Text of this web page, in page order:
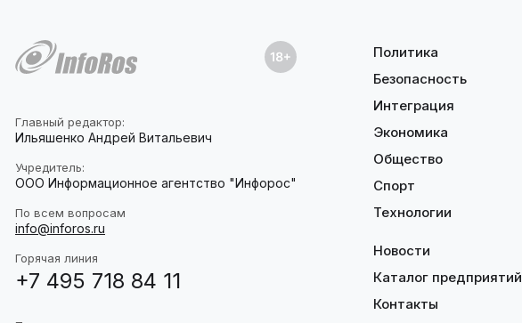
Главный редактор:
Ильяшенко Андрей Витальевич
Учредитель:
ООО Информационное агентство "Инфорос"
По всем вопросам
info@inforos.ru
Горячая линия
+7 495 718 84 11
Политика
Безопасность
Интеграция
Экономика
Общество
Спорт
Технологии
Новости
Каталог предприятий
Контакты